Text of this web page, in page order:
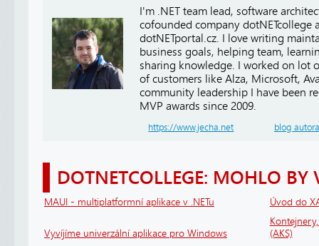
I'm .NET team lead, software
cofounded company
dotNETportal.cz. I love writing
business goals, helping team,
sharing knowledge. I worked on lot
of customers like Alza, Microsoft,
community leadership I have been
MVP awards since 2009.
https://www.jecha.net blog autora
DOTNETCOLLEGE: MOHLO BY
MAUI - multiplatformní aplikace v .NETu Úvod do
Vyvíjíme univerzální aplikace pro Windows
(AKS)